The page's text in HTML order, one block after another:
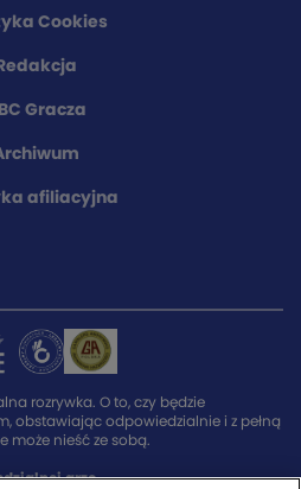
Cookies
Redakcja
Gracza
afiliacyjna
rozrywka. O to, czy będzie
obstawiając odpowiedzialnie i z pełną
może nieść ze sobą.
grze.